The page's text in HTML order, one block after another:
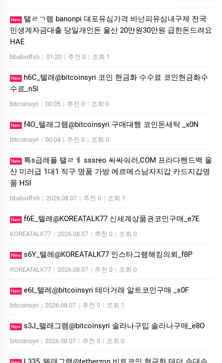
New
탤ㄹㄱ램 banonpi 대포유심가격 바넌피유심내구제 전국
민생계자금대출 당일개인돈 울산 20만원30만원 급한돈드려요
HAE
bbabvdfsh | 01:20 | 추천 0 | 조회 1
New
h6C_텔래@bitcoinsyri 코인 현금화 수수료 코인현금화수
수료_n5I
bitcoinsyri | 00:05 | 추천 0 | 조회 0
New f4O_텔래그램@bitcoinsyri 구매대행 코인돈세탁 _x0N
bitcoinsyri | 00:04 | 추천 0 | 조회 0
New
특s급레플 탤ㄹㅔ sssreo 싸싸숴러,COM 프라다핸드백 울
산 미러급 1대1 직구 명품 가방 에르메스남자지갑 카드지갑명
품 HSI
bbabvdfsh | 2026.08.07 | 추천 0 | 조회 1
New f6E_텔레@KOREATALK77 신세계상품권코인구매_e7E
KOREATALK77 | 2026.08.07 | 추천 0 | 조회 0
New s6Y_텔레@KOREATALK77 인스타그램해킹의뢰_f8P
KOREATALK77 | 2026.08.07 | 추천 0 | 조회 0
New e6I_텔레@bitcoinsyri 테더거래 알트코인구매 _s0F
bitcoinsyri | 2026.08.07 | 추천 0 | 조회 1
New s3J_텔래그램@bitcoinsyri 솔라나구입 솔라나구매_e8O
bitcoinsyri | 2026.08.07 | 추천 0 | 조회 0